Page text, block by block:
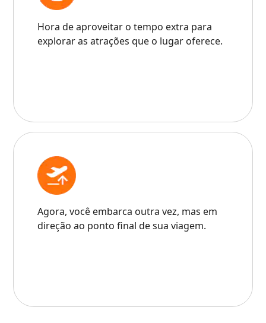
Hora de aproveitar o tempo extra para
explorar as atrações que o lugar oferece.
Agora, você embarca outra vez, mas em
direção ao ponto final de sua viagem.